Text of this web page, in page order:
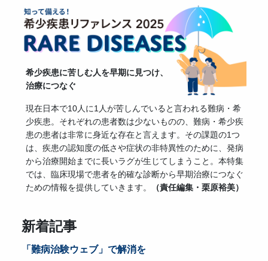
希少疾患に苦しむ人を早期に見つけ、
治療につなぐ
現在日本で10人に1人が苦しんでいると言われる難病・希
少疾患。それぞれの患者数は少ないものの、難病・希少疾
患の患者は非常に身近な存在と言えます。その課題の1つ
は、疾患の認知度の低さや症状の非特異性のために、発病
から治療開始までに長いラグが生じてしまうこと。本特集
では、臨床現場で患者を的確な診断から早期治療につなぐ
ための情報を提供していきます。
（責任編集・栗原裕美）
新着記事
「難病治験ウェブ」で解消を